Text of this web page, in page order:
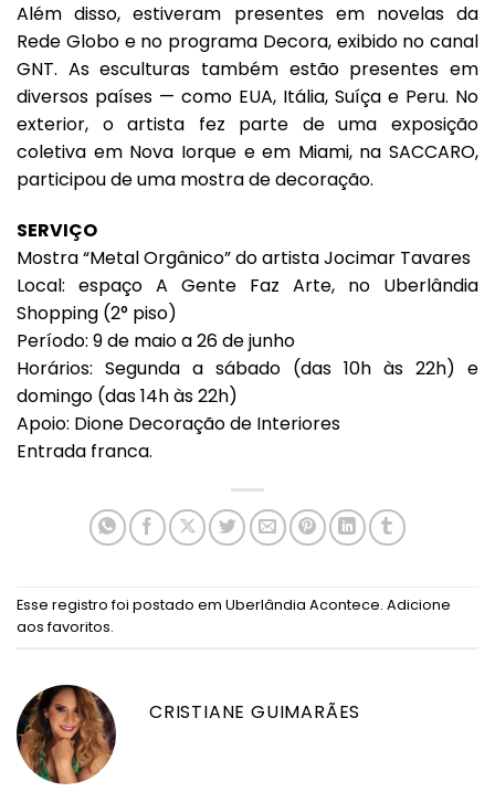
Além disso, estiveram presentes em novelas da
Rede Globo e no programa Decora, exibido no canal
GNT. As esculturas também estão presentes em
diversos países — como EUA, Itália, Suíça e Peru. No
exterior, o artista fez parte de uma exposição
coletiva em Nova Iorque e em Miami, na SACCARO,
participou de uma mostra de decoração.
SERVIÇO
Mostra “Metal Orgânico” do artista Jocimar Tavares
Local: espaço A Gente Faz Arte, no Uberlândia
Shopping (2° piso)
Período: 9 de maio a 26 de junho
Horários: Segunda a sábado (das 10h às 22h) e
domingo (das 14h às 22h)
Apoio: Dione Decoração de Interiores
Entrada franca.
Esse registro foi postado em Uberlândia Acontece. Adicione
aos favoritos.
CRISTIANE GUIMARÃES